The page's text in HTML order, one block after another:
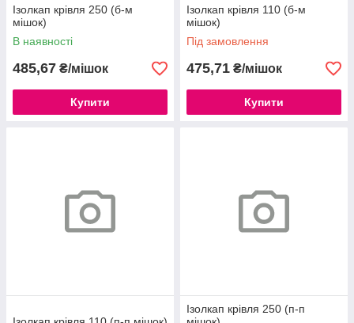
Ізолкап крівля 250 (б-м
мішок)
В наявності
485,67 ₴/мішок
Купити
Ізолкап крівля 110 (б-м
мішок)
Під замовлення
475,71 ₴/мішок
Купити
Ізолкап крівля 250 (п-п